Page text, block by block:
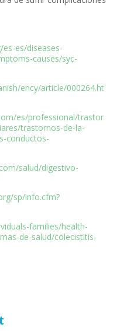
es/diseases-
causes/syc-
ency/article/000264.ht
es/professional/trastor
trastornos-de-la-
conductos-
salud/digestivo-
sp/info.cfm?
families/health-
de-salud/colecistitis-